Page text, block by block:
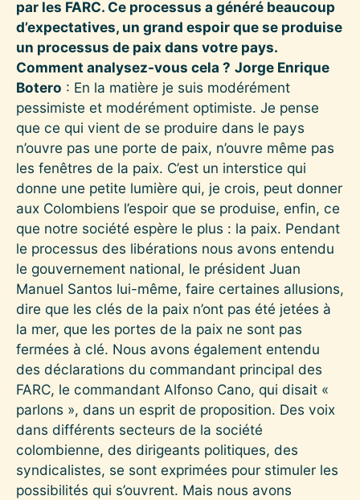
par les FARC. Ce processus a généré beaucoup
d’expectatives, un grand espoir que se produise
un processus de paix dans votre pays.
Comment analysez-vous cela ? Jorge Enrique
Botero : En la matière je suis modérément
pessimiste et modérément optimiste. Je pense
que ce qui vient de se produire dans le pays
n’ouvre pas une porte de paix, n’ouvre même pas
les fenêtres de la paix. C’est un interstice qui
donne une petite lumière qui, je crois, peut donner
aux Colombiens l’espoir que se produise, enfin, ce
que notre société espère le plus : la paix. Pendant
le processus des libérations nous avons entendu
le gouvernement national, le président Juan
Manuel Santos lui-même, faire certaines allusions,
dire que les clés de la paix n’ont pas été jetées à
la mer, que les portes de la paix ne sont pas
fermées à clé. Nous avons également entendu
des déclarations du commandant principal des
FARC, le commandant Alfonso Cano, qui disait «
parlons », dans un esprit de proposition. Des voix
dans différents secteurs de la société
colombienne, des dirigeants politiques, des
syndicalistes, se sont exprimées pour stimuler les
possibilités qui s’ouvrent. Mais nous avons